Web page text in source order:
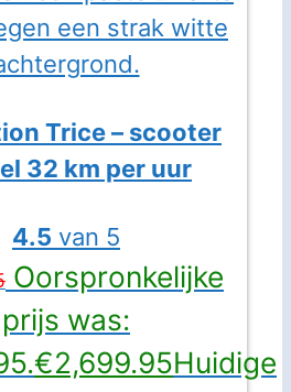
Trice – scooter
32 km per uur
4.5 van 5
Oorspronkelijke
prijs was:
€2,699.95Huidige